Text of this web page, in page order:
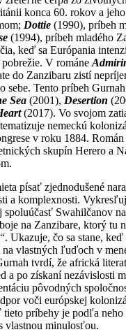
konca 60. rokov a
Dottie (1990), príbeh
(1994), príbeh mladého
keď sa Európania
V románe
do Zanzibaru zistí
sebe. Tento príbeh
Sea (2001), Desertion
(2017). Vo svojom
nemeckú
v roku 1884. Román
skupín Herero a
písať zjednodušené
a komplexnosti.
spoluúčasť Swahilčanov
na Zanzibare, ktorý tu
Ukazuje, čo sa stane,
vlastných ľuďoch v
tvrdí, že africká
a po získaní nezávislosti
pôvodných
voči európskej
príbehy je podľa
vlastnou minulosťou.